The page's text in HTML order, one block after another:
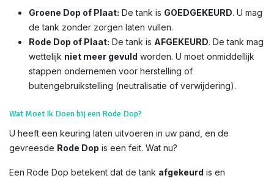
Groene Dop of Plaat: De tank is GOEDGEKEURD. U mag
de tank zonder zorgen laten vullen.
Rode Dop of Plaat: De tank is AFGEKEURD. De tank mag
wettelijk niet meer gevuld worden. U moet onmiddellijk
stappen ondernemen voor herstelling of
buitengebruikstelling (neutralisatie of verwijdering).
Wat Moet Ik Doen bij een Rode Dop?
U heeft een keuring laten uitvoeren in uw pand, en de
gevreesde Rode Dop is een feit. Wat nu?
Een Rode Dop betekent dat de tank afgekeurd is en